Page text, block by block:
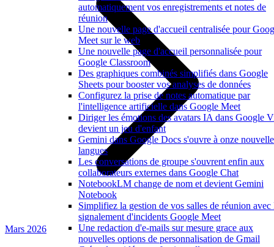
automatiquement vos enregistrements et notes de
réunion
Une nouvelle page d'accueil centralisée pour
Meet sur le web
Une nouvelle page d'accueil personnalisée pour
Google Classroom
Des graphiques combinés simplifiés dans Google
Sheets pour booster vos analyses de données
Configurez la prise de notes automatique par
l'intelligence artificielle dans Google Meet
Diriger les émotions des avatars IA dans Google
devient un jeu d'enfant
Gemini dans Google Docs s'ouvre à onze
langues
Les conversations de groupe s'ouvrent enfin aux
collaborateurs externes dans Google Chat
NotebookLM change de nom et devient Gemini
Notebook
Simplifiez la gestion de vos salles de réunion avec
signalement d'incidents Google Meet
Une redaction d'e-mails sur mesure grace aux
nouvelles options de personnalisation de Gmail
Mars 2026